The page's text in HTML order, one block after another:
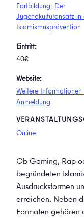
Fortbildung: Der
Jugendkulturansatz in
Islamismusprävention
Eintritt:
40€
Website:
Weitere Informationen
Anmeldung
Online
Ob Gaming, Rap
begründeten
Ausdrucks­formen
erreichen. Neben
Formaten gehören